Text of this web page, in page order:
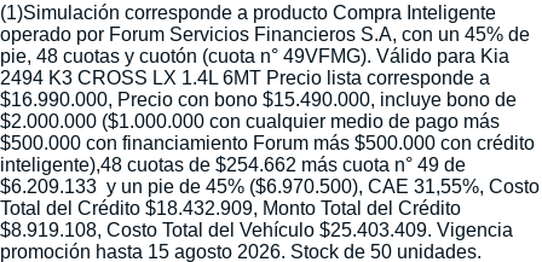
(1)Simulación corresponde a producto Compra Inteligente
operado por Forum Servicios Financieros S.A, con un 45% de
pie, 48 cuotas y cuotón (cuota n° 49VFMG). Válido para Kia
2494 K3 CROSS LX 1.4L 6MT Precio lista corresponde a
$16.990.000, Precio con bono $15.490.000, incluye bono de
$2.000.000 ($1.000.000 con cualquier medio de pago más
$500.000 con financiamiento Forum más $500.000 con crédito
inteligente),48 cuotas de $254.662 más cuota n° 49 de
$6.209.133 y un pie de 45% ($6.970.500), CAE 31,55%, Costo
Total del Crédito $18.432.909, Monto Total del Crédito
$8.919.108, Costo Total del Vehículo $25.403.409. Vigencia
promoción hasta 15 agosto 2026. Stock de 50 unidades.